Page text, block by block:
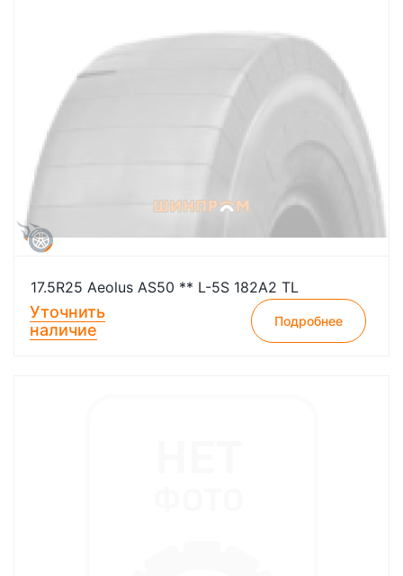
17.5R25 Aeolus AS50 ** L-5S 182A2 TL
Уточнить
наличие
Подробнее